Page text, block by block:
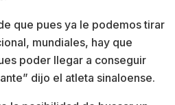
que pues ya le podemos tirar
mundiales, hay que
poder llegar a conseguir
dijo el atleta sinaloense.